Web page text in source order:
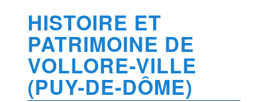
HISTOIRE ET
PATRIMOINE DE
VOLLORE-VILLE
(PUY-DE-DÔME)